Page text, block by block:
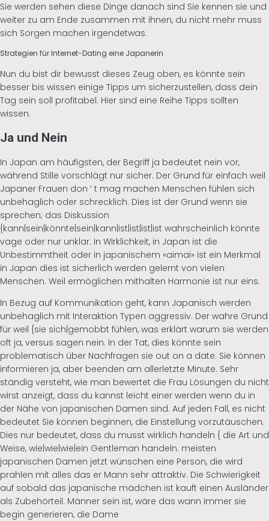
Sie werden sehen diese Dinge danach sind Sie kennen sie und
weiter zu am Ende zusammen mit ihnen, du nicht mehr muss
sich Sorgen machen irgendetwas.
Strategien für Internet-Dating eine Japanerin
Nun du bist dir bewusst dieses Zeug oben, es könnte sein
besser bis wissen einige Tipps um sicherzustellen, dass dein
Tag sein soll profitabel. Hier sind eine Reihe Tipps sollten
wissen.
Ja und Nein
In Japan am häufigsten, der Begriff ja bedeutet nein vor,
während Stille vorschlägt nur sicher. Der Grund für einfach weil
Japaner Frauen don ‘ t mag machen Menschen fühlen sich
unbehaglich oder schrecklich. Dies ist der Grund wenn sie
sprechen; das Diskussion
{kann|sein|könnte|sein|kann|ist|ist|ist|ist wahrscheinlich könnte
vage oder nur unklar. In Wirklichkeit, in Japan ist die
Unbestimmtheit oder in japanischem «aimai» ist ein Merkmal
in Japan dies ist sicherlich werden gelernt von vielen
Menschen. Weil ermöglichen mithalten Harmonie ist nur eins.
In Bezug auf Kommunikation geht, kann Japanisch werden
unbehaglich mit Interaktion Typen aggressiv. Der wahre Grund
für weil {sie sich|gemobbt fühlen, was erklärt warum sie werden
oft ja, versus sagen nein. In der Tat, dies könnte sein
problematisch über Nachfragen sie out on a date. Sie können
informieren ja, aber beenden am allerletzte Minute. Sehr
ständig versteht, wie man bewertet die Frau Lösungen du nicht
wirst anzeigt, dass du kannst leicht einer werden wenn du in
der Nähe von japanischen Damen sind. Auf jeden Fall, es nicht
bedeutet Sie können beginnen, die Einstellung vorzutäuschen.
Dies nur bedeutet, dass du musst wirklich handeln { die Art und
Weise, wie|wie|wie|ein Gentleman handeln. meisten
japanischen Damen jetzt wünschen eine Person, die wird
prahlen mit alles das er Mann sehr attraktiv. Die Schwierigkeit
auf sobald das japanische mädchen ist kauft einen Ausländer
als Zubehörteil. Männer sein ist, wäre das wann immer sie
begin generieren, die Dame